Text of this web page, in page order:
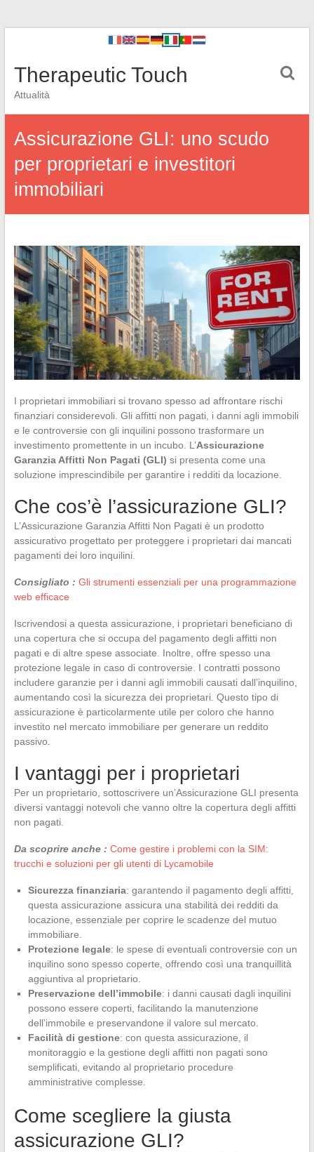
Therapeutic Touch
Attualità
Assicurazione GLI: uno scudo
per proprietari e investitori
immobiliari
I proprietari immobiliari si trovano spesso ad affrontare rischi
finanziari considerevoli. Gli affitti non pagati, i danni agli immobili
e le controversie con gli inquilini possono trasformare un
investimento promettente in un incubo. L’Assicurazione
Garanzia Affitti Non Pagati (GLI) si presenta come una
soluzione imprescindibile per garantire i redditi da locazione.
Che cos’è l’assicurazione GLI?
L’Assicurazione Garanzia Affitti Non Pagati è un prodotto
assicurativo progettato per proteggere i proprietari dai mancati
pagamenti dei loro inquilini.
Consigliato : Gli strumenti essenziali per una programmazione
web efficace
Iscrivendosi a questa assicurazione, i proprietari beneficiano di
una copertura che si occupa del pagamento degli affitti non
pagati e di altre spese associate. Inoltre, offre spesso una
protezione legale in caso di controversie. I contratti possono
includere garanzie per i danni agli immobili causati dall’inquilino,
aumentando così la sicurezza dei proprietari. Questo tipo di
assicurazione è particolarmente utile per coloro che hanno
investito nel mercato immobiliare per generare un reddito
passivo.
I vantaggi per i proprietari
Per un proprietario, sottoscrivere un’Assicurazione GLI presenta
diversi vantaggi notevoli che vanno oltre la copertura degli affitti
non pagati.
Da scoprire anche : Come gestire i problemi con la SIM:
trucchi e soluzioni per gli utenti di Lycamobile
Sicurezza finanziaria: garantendo il pagamento degli affitti,
questa assicurazione assicura una stabilità dei redditi da
locazione, essenziale per coprire le scadenze del mutuo
immobiliare.
Protezione legale: le spese di eventuali controversie con un
inquilino sono spesso coperte, offrendo così una tranquillità
aggiuntiva al proprietario.
Preservazione dell’immobile: i danni causati dagli inquilini
possono essere coperti, facilitando la manutenzione
dell’immobile e preservandone il valore sul mercato.
Facilità di gestione: con questa assicurazione, il
monitoraggio e la gestione degli affitti non pagati sono
semplificati, evitando al proprietario procedure
amministrative complesse.
Come scegliere la giusta
assicurazione GLI?